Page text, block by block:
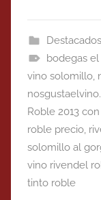
Destacados
bodegas el
vino solomillo,
Roble 2013
roble precio,
solomillo al
vino rivendel
tinto roble